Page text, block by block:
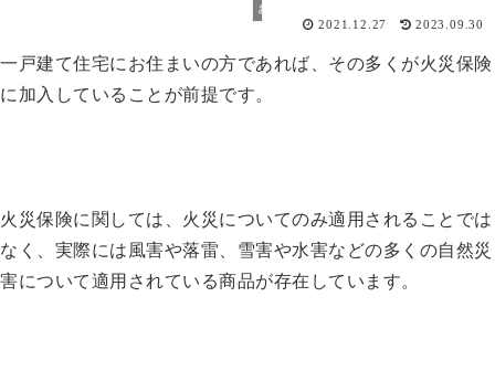
お役立ち情報
2021.12.27 2023.09.30
一戸建て住宅にお住まいの方であれば、その多くが火災保険
に加入していることが前提です。
火災保険に関しては、火災についてのみ適用されることでは
なく、実際には風害や落雷、雪害や水害などの多くの自然災
害について適用されている商品が存在しています。